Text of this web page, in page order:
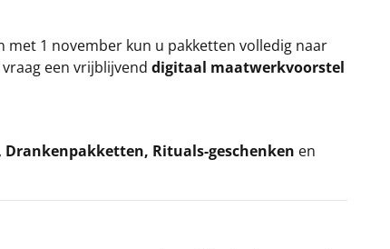
met 1 november kun u pakketten volledig naar
een vrijblijvend digitaal maatwerkvoorstel
, Drankenpakketten, Rituals-geschenken en